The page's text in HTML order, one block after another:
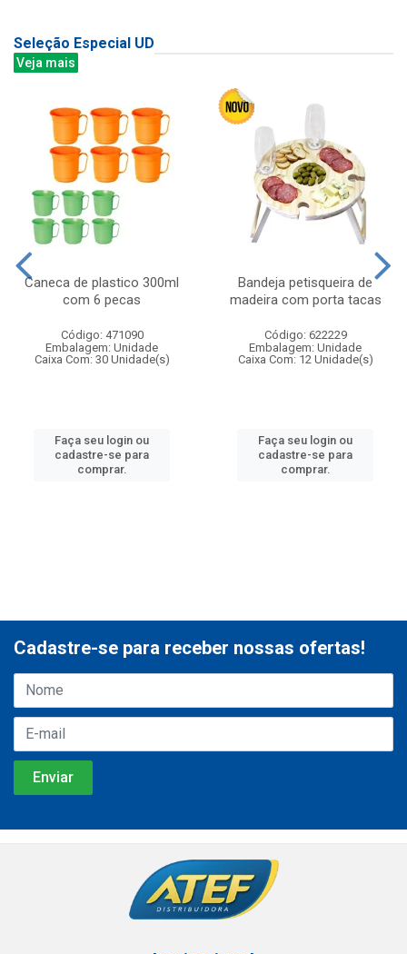
Seleção Especial UD
Veja mais
Caneca de plastico 300ml
com 6 pecas
Código: 471090
Embalagem: Unidade
Caixa Com: 30 Unidade(s)
Faça seu login ou
cadastre-se para
comprar.
Bandeja petisqueira de
madeira com porta tacas
Código: 622229
Embalagem: Unidade
Caixa Com: 12 Unidade(s)
Faça seu login ou
cadastre-se para
comprar.
Cadastre-se para receber nossas ofertas!